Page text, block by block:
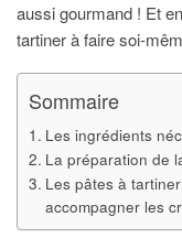
aussi gourmand ! Et
tartiner à faire soi-
Sommaire
Les ingrédients
La préparation de
Les pâtes à
accompagner les